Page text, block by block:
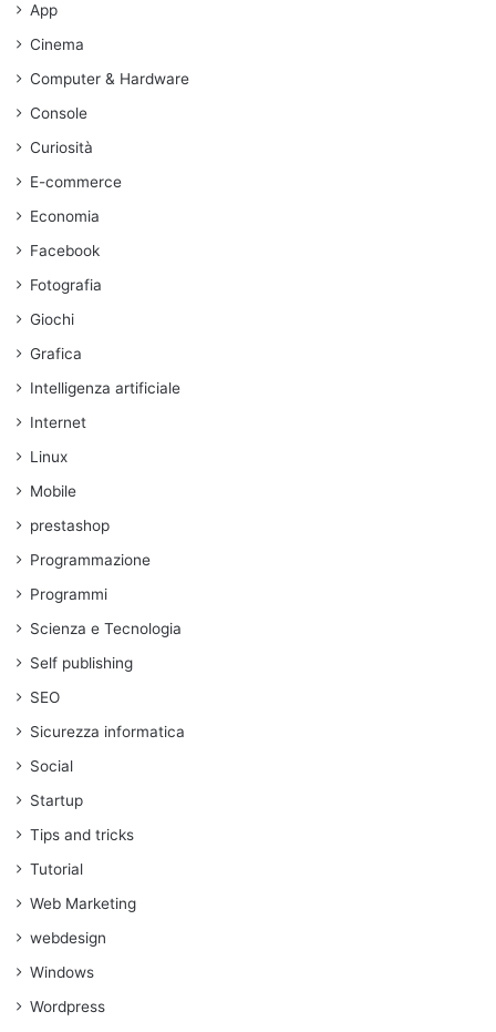
App
Cinema
Computer & Hardware
Console
Curiosità
E-commerce
Economia
Facebook
Fotografia
Giochi
Grafica
Intelligenza artificiale
Internet
Linux
Mobile
prestashop
Programmazione
Programmi
Scienza e Tecnologia
Self publishing
SEO
Sicurezza informatica
Social
Startup
Tips and tricks
Tutorial
Web Marketing
webdesign
Windows
Wordpress